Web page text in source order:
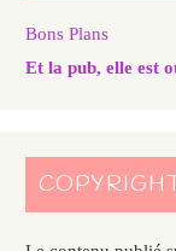
Bons Plans
Et la pub, elle est